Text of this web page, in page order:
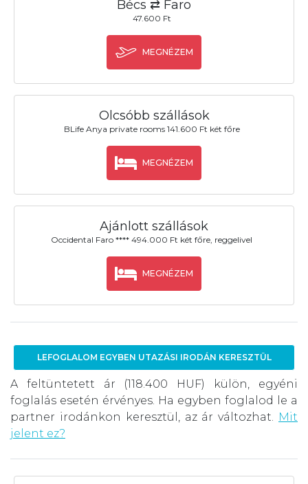
Bécs ⇄ Faro
47.600 Ft
MEGNÉZEM
Olcsóbb szállások
BLife Anya private rooms 141.600 Ft két főre
MEGNÉZEM
Ajánlott szállások
Occidental Faro **** 494.000 Ft két főre, reggelivel
MEGNÉZEM
LEFOGLALOM EGYBEN UTAZÁSI IRODÁN KERESZTÜL
A feltüntetett ár (118.400 HUF) külön, egyéni
foglalás esetén érvényes. Ha egyben foglalod le a
partner irodánkon keresztül, az ár változhat. Mit
jelent ez?